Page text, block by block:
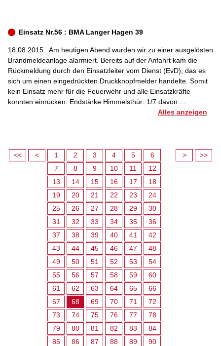
Einsatz Nr.56 : BMA Langer Hagen 39
18.08.2015 Am heutigen Abend wurden wir zu einer ausgelösten
Brandmeldeanlage alarmiert. Bereits auf der Anfahrt kam die
Rückmeldung durch den Einsatzleiter vom Dienst (EvD), das es
sich um einen eingedrückten Druckknopfmelder handelte. Somit
kein Einsatz mehr für die Feuerwehr und alle Einsatzkräfte
konnten einrücken. Endstärke Himmelsthür: 1/7 davon ...
Alles anzeigen
<< < 1 2 3 4 5
6
7
8 9 10 11
12
13
14 15 16 17
18
19
20 21 22 23
24
25
26 27 28 29
30
31
32 33 34 35
36
37
38 39 40 41
42
43
44 45 46 47
48
49
50 51 52 53
54
55
56 57 58 59
60
61
62 63 64 65
66
67
68 69 70 71
72
73
74 75 76 77
78
79
80 81 82 83
84
85
86 87 88 89 90
> >>